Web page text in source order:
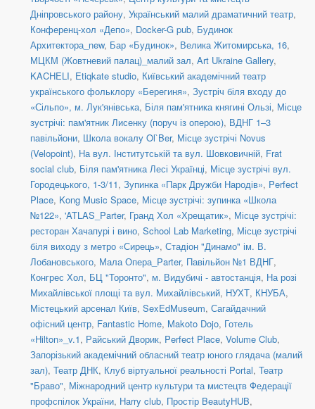
Дніпровського району, Український малий драматичний театр,
Конференц-хол «Депо», Docker-G pub, Будинок
Архитектора_new, Бар «Будинок», Велика Житомирська, 16,
МЦКМ (Жовтневий палац)_малий зал, Art Ukraine Gallery,
KACHELI, Etiqkate studio, Київський академічний театр
українського фольклору «Берегиня», Зустріч біля входу до
«Сільпо», м. Лук'янівська, Біля пам'ятника княгині Ользі, Місце
зустрічі: пам'ятник Лисенку (поруч із оперою), ВДНГ 1–3
павільйони, Школа вокалу Ol`Ber, Місце зустрічі Novus
(Velopoint), На вул. Інститутській та вул. Шовковичній, Frat
social сlub, Біля пам'ятника Лесі Українці, Місце зустрічі вул.
Городецького, 1-3/11, Зупинка «Парк Дружби Народів», Perfect
Place, Kong Music Space, Місце зустрічі: зупинка «Школа
№122», 'ATLAS_Parter, Гранд Хол «Хрещатик», Місце зустрічі:
ресторан Хачапурі і вино, School Lab Marketing, Місце зустрічі
біля виходу з метро «Сирець», Стадіон "Динамо" ім. В.
Лобановського, Мала Опера_Parter, Павільйон №1 ВДНГ,
Конгрес Хол, БЦ "Торонто", м. Видубичі - автостанція, На розі
Михайлівської площі та вул. Михайлівський, НУХТ, КНУБА,
Містецький арсенал Київ, SexEdMuseum, Сагайдачний
офісний центр, Fantastic Home, Makoto Dojo, Готель
«Hilton»_v.1, Райський Дворик, Perfect Place, Volume Club,
Запорізький академічний обласний театр юного глядача (малий
зал), Театр ДНК, Клуб віртуальної реальності Portal, Театр
"Браво", Міжнародний центр культури та мистецтв Федерації
профспілок України, Harry club, Простір BeautyHUB,